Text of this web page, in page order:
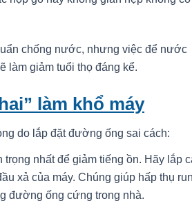
chống nước, nhưng việc để nước
làm giảm tuổi thọ đáng kể.
làm khổ máy
do lắp đặt đường ống sai cách:
trọng nhất để giảm tiếng ồn. Hãy lắp
xả của máy. Chúng giúp hấp thụ
đường ống cứng trong nhà.